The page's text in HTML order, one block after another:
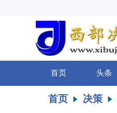
首页 头条
首页 决策